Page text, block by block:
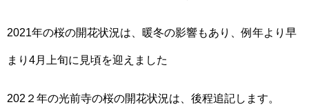
2021年の桜の開花状況は、暖冬の影響もあり、例年より早
まり4月上旬に見頃を迎えました
202２年の光前寺の桜の開花状況は、後程追記します。